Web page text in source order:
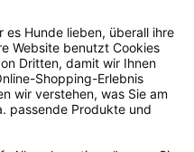
Dieses kannst du
Hast du als
Email an
zu unseren
wir dir ein